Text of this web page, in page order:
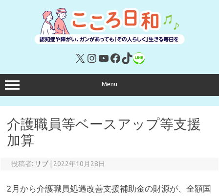
X Instagram
YouTube
Facebook
TikTok
リンク
Menu
介護職員等ベースアップ等支援
加算
投稿者: サブ 2022年10月28日
2月から介護職員処遇改善支援補助金の財源が、全額国